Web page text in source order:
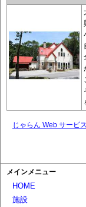
じゃらん Web サービス
メインメニュー
HOME
施設